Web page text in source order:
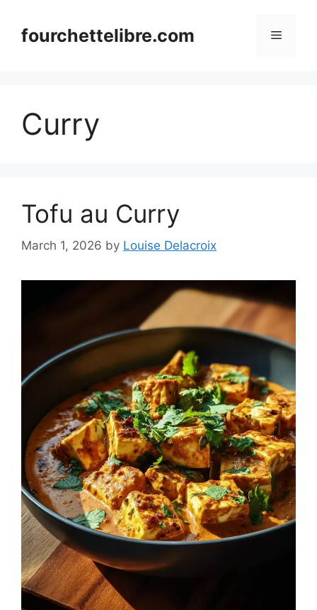
contentfourchettelibre.com Menu
Curry
Tofu au Curry
March 1, 2026 by Louise Delacroix